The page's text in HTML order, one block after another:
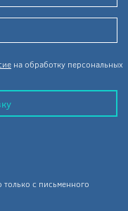
на обработку персональных
с письменного